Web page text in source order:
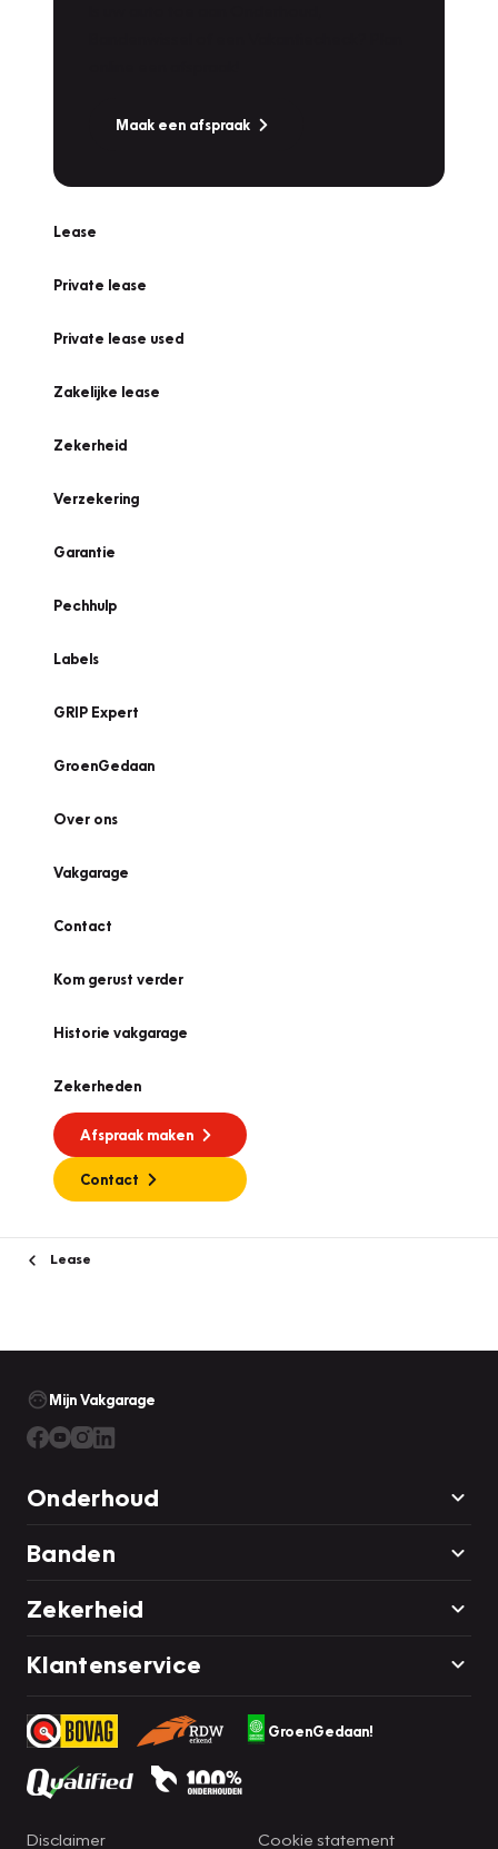
Maak een afspraak
Lease
Private lease
Private lease used
Zakelijke lease
Zekerheid
Verzekering
Garantie
Pechhulp
Labels
GRIP Expert
GroenGedaan
Over ons
Vakgarage
Contact
Kom gerust verder
Historie vakgarage
Zekerheden
Afspraak maken
Contact
Lease
Mijn Vakgarage
Onderhoud
Banden
Zekerheid
Klantenservice
GroenGedaan!
Disclaimer Cookie statement